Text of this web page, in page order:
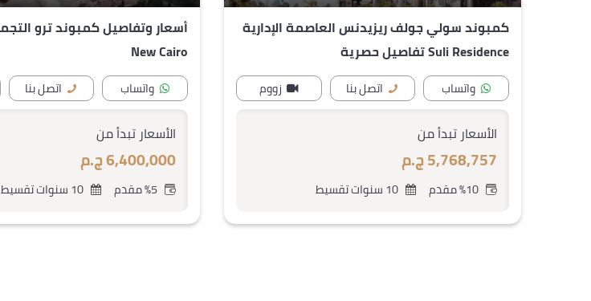
كمبوند سولي جولف ريزيدنس العاصمة الإدارية
Suli Residence تفاصيل حصرية
واتساب اتصل بنا زووم
الأسعار تبدأ من
5,768,757 ج.م
%10 مقدم 10 سنوات تقسيط
New Cairo
واتساب اتصل بنا
الأسعار تبدأ من
6,400,000 ج.م
%5 مقدم 10 سنوات تقسيط